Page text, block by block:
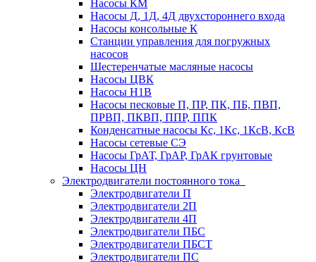
Насосы КМ
Насосы Д, 1Д, 4Д двухстороннего входа
Насосы консольные К
Станции управления для погружных
насосов
Шестеренчатые масляные насосы
Насосы ЦВК
Насосы Н1В
Насосы песковые П, ПР, ПК, ПБ, ПВП,
ПРВП, ПКВП, ППР, ППК
Конденсатные насосы Кс, 1Кс, 1КсВ, КсВ
Насосы сетевые СЭ
Насосы ГрАТ, ГрАР, ГрАК грунтовые
Насосы ЦН
Электродвигатели постоянного тока
Электродвигатели П
Электродвигатели 2П
Электродвигатели 4П
Электродвигатели ПБС
Электродвигатели ПБСТ
Электродвигатели ПС